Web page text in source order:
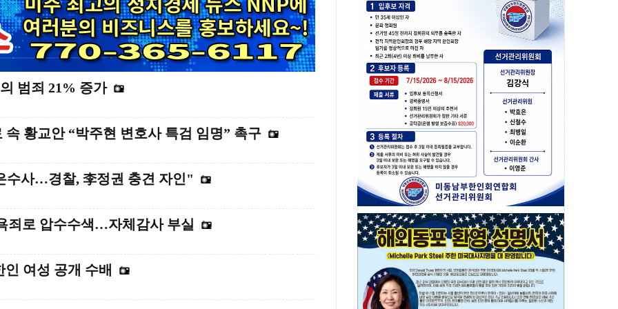
범죄 21% 증가
속 황교안 “박주현 변호사 특검 임명” 촉구
수사…경찰, 李정권 충견 자인"
죄로 압수수색…자체감사 부실
여성 공개 수배